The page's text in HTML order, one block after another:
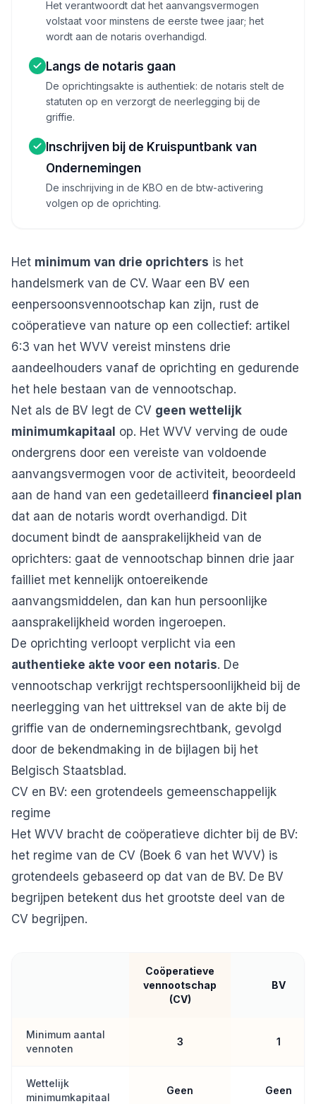
Het verantwoordt dat het aanvangsvermogen
volstaat voor minstens de eerste twee jaar; het
wordt aan de notaris overhandigd.
Langs de notaris gaan
De oprichtingsakte is authentiek: de notaris stelt de
statuten op en verzorgt de neerlegging bij de
griffie.
Inschrijven bij de Kruispuntbank van
Ondernemingen
De inschrijving in de KBO en de btw-activering
volgen op de oprichting.
Het minimum van drie oprichters is het
handelsmerk van de CV. Waar een BV een
eenpersoonsvennootschap kan zijn, rust de
coöperatieve van nature op een collectief: artikel
6:3 van het WVV vereist minstens drie
aandeelhouders vanaf de oprichting en gedurende
het hele bestaan van de vennootschap.
Net als de BV legt de CV geen wettelijk
minimumkapitaal op. Het WVV verving de oude
ondergrens door een vereiste van voldoende
aanvangsvermogen voor de activiteit, beoordeeld
aan de hand van een gedetailleerd financieel plan
dat aan de notaris wordt overhandigd. Dit
document bindt de aansprakelijkheid van de
oprichters: gaat de vennootschap binnen drie jaar
failliet met kennelijk ontoereikende
aanvangsmiddelen, dan kan hun persoonlijke
aansprakelijkheid worden ingeroepen.
De oprichting verloopt verplicht via een
authentieke akte voor een notaris. De
vennootschap verkrijgt rechtspersoonlijkheid bij de
neerlegging van het uittreksel van de akte bij de
griffie van de ondernemingsrechtbank, gevolgd
door de bekendmaking in de bijlagen bij het
Belgisch Staatsblad.
CV en BV: een grotendeels gemeenschappelijk
regime
Het WVV bracht de coöperatieve dichter bij de BV:
het regime van de CV (Boek 6 van het WVV) is
grotendeels gebaseerd op dat van de BV. De BV
begrijpen betekent dus het grootste deel van de
CV begrijpen.
Coöperatieve
vennootschap
(CV)
BV
Minimum aantal
vennoten
3 1
Wettelijk
minimumkapitaal
Geen Geen